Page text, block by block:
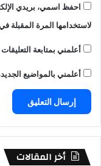
احفظ اسمي، بريدي
لاستخدامها المرة المقبلة
أعلمني بمتابعة
أعلمني بالمواضيع
أخر المقالات